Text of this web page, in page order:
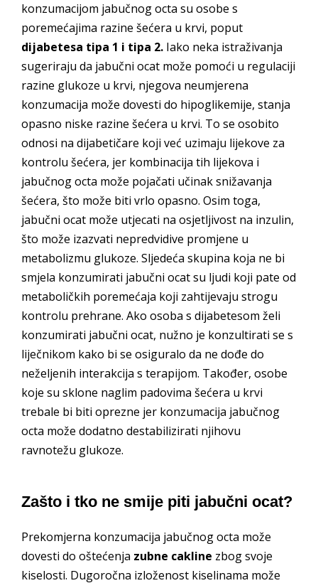
konzumacijom jabučnog octa su osobe s
poremećajima razine šećera u krvi, poput
dijabetesa tipa 1 i tipa 2. Iako neka istraživanja
sugeriraju da jabučni ocat može pomoći u regulaciji
razine glukoze u krvi, njegova neumjerena
konzumacija može dovesti do hipoglikemije, stanja
opasno niske razine šećera u krvi. To se osobito
odnosi na dijabetičare koji već uzimaju lijekove za
kontrolu šećera, jer kombinacija tih lijekova i
jabučnog octa može pojačati učinak snižavanja
šećera, što može biti vrlo opasno. Osim toga,
jabučni ocat može utjecati na osjetljivost na inzulin,
što može izazvati nepredvidive promjene u
metabolizmu glukoze. Sljedeća skupina koja ne bi
smjela konzumirati jabučni ocat su ljudi koji pate od
metaboličkih poremećaja koji zahtijevaju strogu
kontrolu prehrane. Ako osoba s dijabetesom želi
konzumirati jabučni ocat, nužno je konzultirati se s
liječnikom kako bi se osiguralo da ne dođe do
neželjenih interakcija s terapijom. Također, osobe
koje su sklone naglim padovima šećera u krvi
trebale bi biti oprezne jer konzumacija jabučnog
octa može dodatno destabilizirati njihovu
ravnotežu glukoze.
Zašto i tko ne smije piti jabučni ocat?
Prekomjerna konzumacija jabučnog octa može
dovesti do oštećenja zubne cakline zbog svoje
kiselosti. Dugoročna izloženost kiselinama može